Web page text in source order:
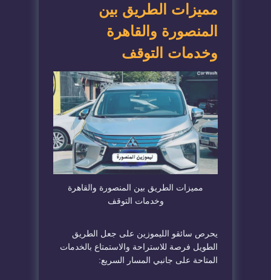
​مميزات الطريق بين
المنصورة والقاهرة
وخدمات التوقف
​مميزات الطريق بين المنصورة والقاهرة
وخدمات التوقف
​يحرص سائقو الليموزين على جعل الطريق
الطويل فرصة للاستراحة والاستمتاع بالخدمات
المتاحة على جانبي المسار السريع: